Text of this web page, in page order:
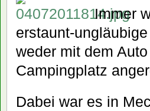
Immer
erstaunt-
weder mit dem
Campingplatz
Dabei war es in